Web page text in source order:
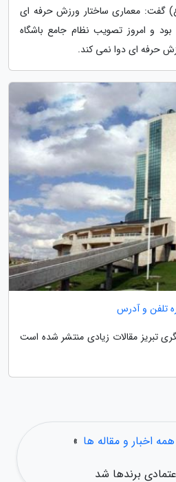
گفت: معماری ساختار ورزش حرفه ای
بود و امروز تصویب نظام جامع باشگاه
حرفه ای دوا نمی کند.
تلفن و آدرس
تبریز مقالات زیادی منتشر شده است
همه اخبار و مقاله ها »
برندها شد